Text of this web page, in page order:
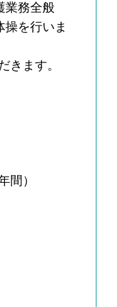
業務全般
を行いま
きます。
間）